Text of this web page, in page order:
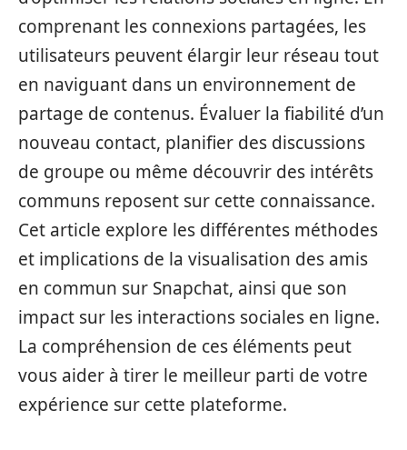
comprenant les connexions partagées, les
utilisateurs peuvent élargir leur réseau tout
en naviguant dans un environnement de
partage de contenus. Évaluer la fiabilité d’un
nouveau contact, planifier des discussions
de groupe ou même découvrir des intérêts
communs reposent sur cette connaissance.
Cet article explore les différentes méthodes
et implications de la visualisation des amis
en commun sur Snapchat, ainsi que son
impact sur les interactions sociales en ligne.
La compréhension de ces éléments peut
vous aider à tirer le meilleur parti de votre
expérience sur cette plateforme.